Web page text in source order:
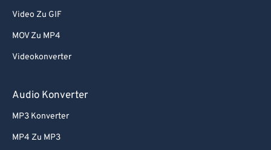
Video Zu GIF
MOV Zu MP4
Videokonverter
Audio Konverter
MP3 Konverter
MP4 Zu MP3